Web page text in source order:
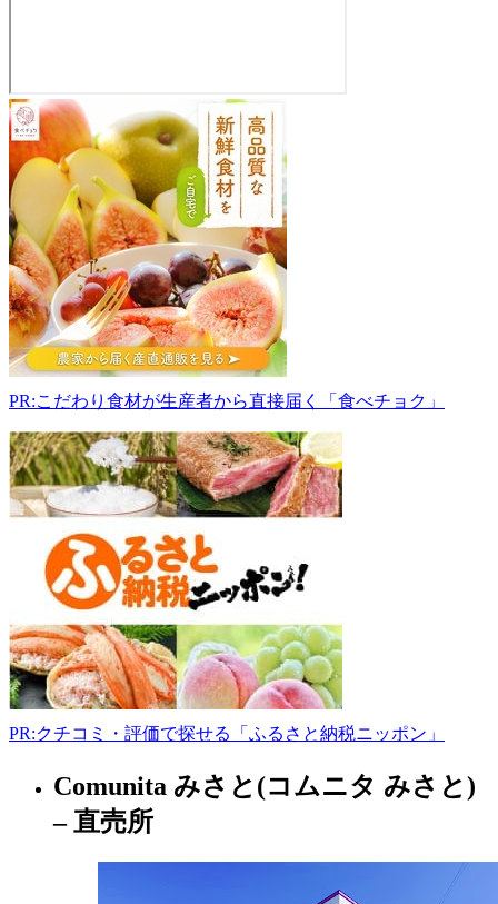
か
づ
の
マ
ル
シ
ェ
直
売
所
018-
5201
秋
田
県
鹿
角
市
花
11-
4
0186-
23-
antlerkazuno.com
PR:こだわり食材が生産者から直接届く「食べチョク」
PR:クチコミ・評価で探せる「ふるさと納税ニッポン」
秋
Comunita みさと(コムニタ みさと)
– 直売所